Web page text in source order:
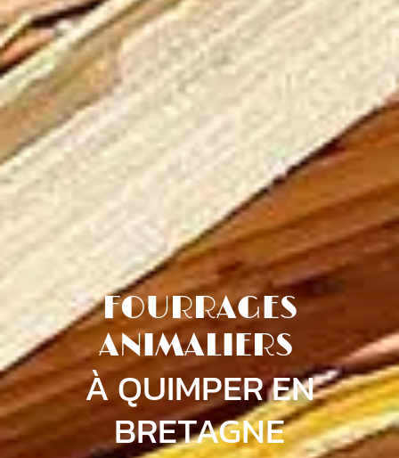
FOURRAGES
ANIMALIERS
À QUIMPER EN
BRETAGNE